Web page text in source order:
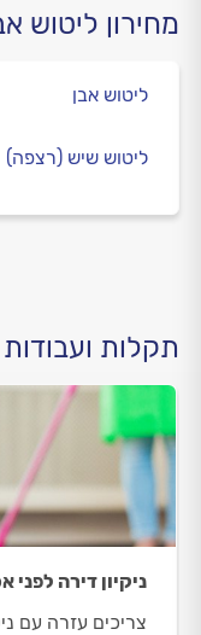
מחירון ליטוש
ליטוש אבן
ליטוש שיש (רצפה)
תקלות
ניקיון דירה
צריכים עזרה עם